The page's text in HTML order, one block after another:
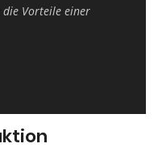
die Vorteile einer